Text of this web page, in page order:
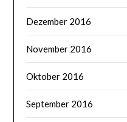
Dezember 2016
November 2016
Oktober 2016
September 2016